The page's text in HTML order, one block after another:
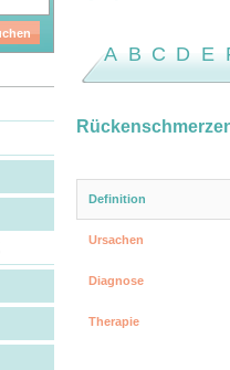
A B C D E
Definition
Ursachen
Diagnose
Therapie